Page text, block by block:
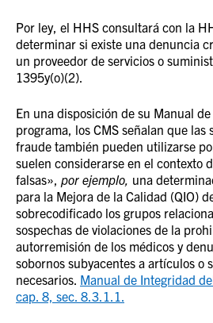
Por ley, el HHS consultará con la
determinar si existe una denuncia
un proveedor de servicios o
1395y(o)(2).
En una disposición de su Manual
programa, los CMS señalan que las
fraude también pueden utilizarse
suelen considerarse en el contexto
falsas», por ejemplo, una
para la Mejora de la Calidad (QIO)
sobrecodificado los grupos
sospechas de violaciones de la
autorremisión de los médicos y
sobornos subyacentes a artículos o
necesarios. Manual de Integridad
cap. 8, sec. 8.3.1.1.